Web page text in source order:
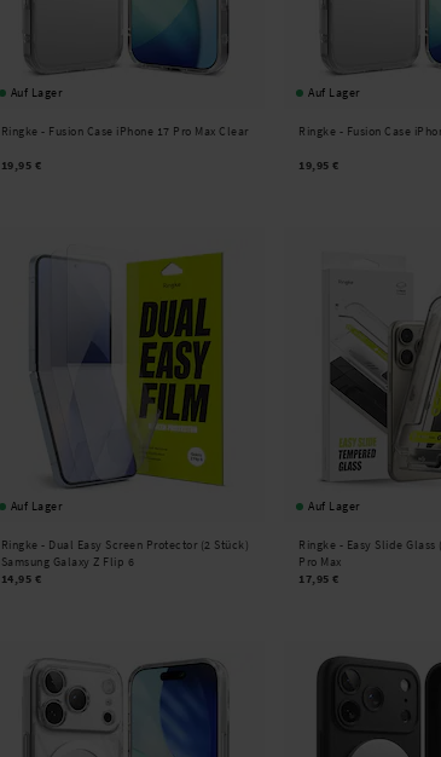
Auf Lager
Ringke - Fusion Case iPhone 17 Pro Max Clear
19,95 €
Auf Lager
Ringke - Fusion Case
19,95 €
Auf Lager
Ringke - Dual Easy Screen Protector (2 Stück)
Samsung Galaxy Z Flip 6
14,95 €
Auf Lager
Ringke - Easy Slide Glass
Pro Max
17,95 €